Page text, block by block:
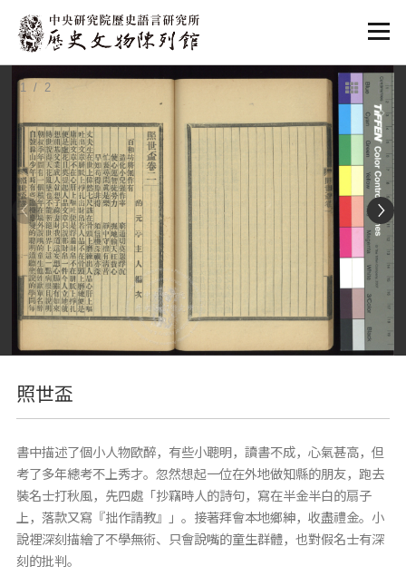
:::
1 / 2
照世盃
書中描述了個小人物歐醉，有些小聰明，讀書不成，心氣甚高，但
考了多年總考不上秀才。忽然想起一位在外地做知縣的朋友，跑去
裝名士打秋風，先四處「抄竊時人的詩句，寫在半金半白的扇子
上，落款又寫『拙作請教』」。接著拜會本地鄉紳，收盡禮金。小
說裡深刻描繪了不學無術、只會說嘴的童生群體，也對假名士有深
刻的批判。